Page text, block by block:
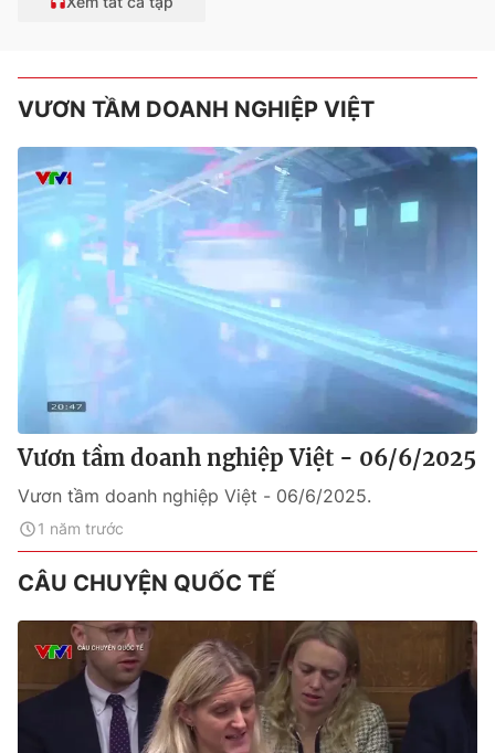
VƯƠN TẦM DOANH NGHIỆP VIỆT
Vươn tầm doanh nghiệp Việt - 06/6/2025
Vươn tầm doanh nghiệp Việt - 06/6/2025.
1 năm trước
CÂU CHUYỆN QUỐC TẾ